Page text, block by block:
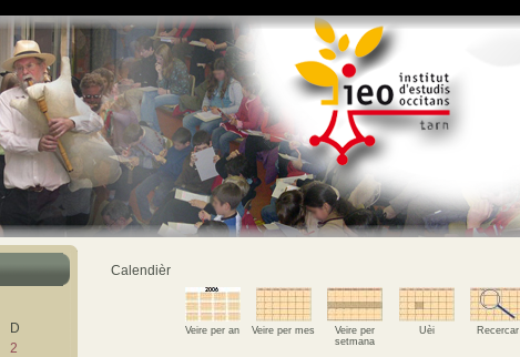
D
2
Calendièr
Veire per an Veire per mes
Veire per
setmana
Uèi Recercar